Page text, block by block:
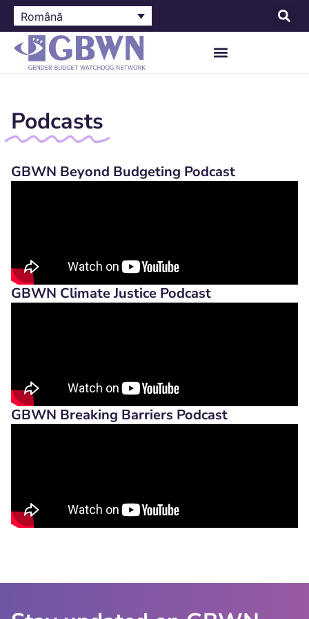
Română
Podcasts
GBWN Beyond Budgeting Podcast
GBWN Climate Justice Podcast
GBWN Breaking Barriers Podcast